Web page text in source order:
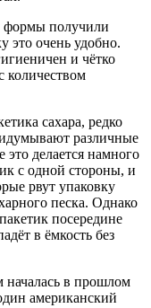
формы получили
это очень удобно.
и чётко
количеством
сахара, редко
различные
делается намного
с одной стороны, и
рвут упаковку
песка. Однако
посередине
в ёмкость без
началась в прошлом
американский